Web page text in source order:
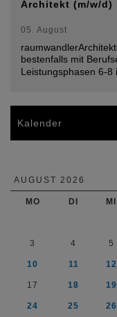
Architekt (m/w/d)
05. August
bestenfalls mit
Leistungsphasen 6-8
Kalender
AUGUST 2026
MO DI MI
3 4 5
10 11 12
17 18 19
24 25 26